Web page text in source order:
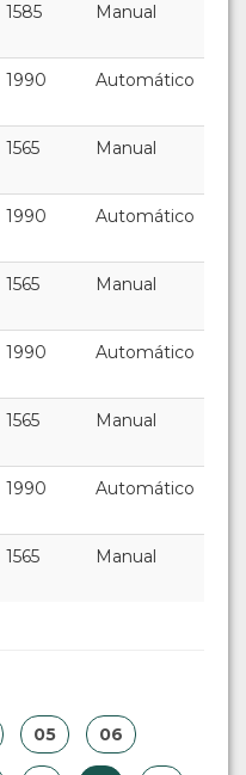
1585 Manual
1990 Automático
1565 Manual
1990 Automático
1565 Manual
1990 Automático
1565 Manual
1990 Automático
1565 Manual
05 06